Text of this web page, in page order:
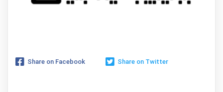
Share on Facebook Share on Twitter